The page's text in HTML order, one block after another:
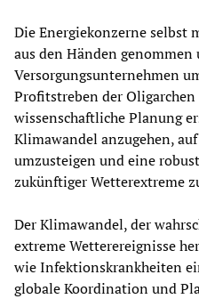
Die Energiekonzerne selbst
aus den Händen
Versorgungsunternehmen
Profitstreben der
wissenschaftliche Planung
Klimawandel anzugehen,
umzusteigen und eine
zukünftiger Wetterextreme
Der Klimawandel, der
extreme Wetterereignisse
wie Infektionskrankheiten
globale Koordination und